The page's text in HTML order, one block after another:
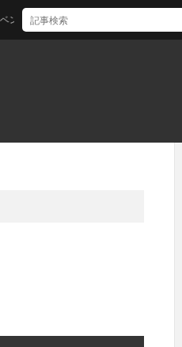
戦：反撃！第三十一戦隊の戦い E1 第三